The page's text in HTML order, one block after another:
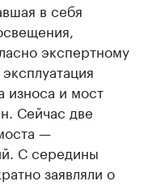
в себя
экспертному
износа и мост
Сейчас две
—
С середины
заявляли о